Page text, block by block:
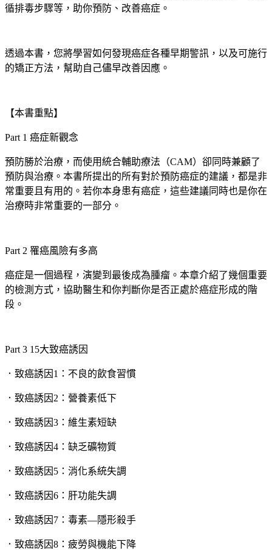
循排毒步驟等，助你預防、改善癌症。
透過本書，您將學習如何發現癌症各種早期警訊，以及可施行
的矯正方法，幫助自己儘早改善因應。
【本書重點】
Part 1 癌症新觀念
預防勝於治療，而使用統合輔助療法（CAM）卻同時兼顧了
預防與治療。本書所提出的所有對於預防癌症的建議，都是非
常重要且有用的。若你本身患有癌症，這些建議同時也是你在
治療時非常重要的一部分。
Part 2 罹癌風險有多高
癌症是一個過程，演變到最後成為腫瘤。本章介紹了幾個重要
的檢測方式，協助醫生和你判斷你是否正處於癌症形成的階
段。
Part 3 15大致癌誘因
．致癌誘因1：不良的飲食習慣
．致癌誘因2：營養素低下
．致癌誘因3：維生素短缺
．致癌誘因4：缺乏礦物質
．致癌誘因5：消化系統失調
．致癌誘因6：肝功能失調
．致癌誘因7：毒素—隱形殺手
．致癌誘因8：疲勞與機能下降